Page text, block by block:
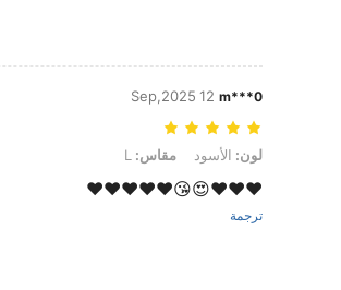
m***0
12 Sep,2025
لون: الأسود, مقاس: L
لون: الأسود مقاس:
♥️❤️♥️😍😘❤️♥️❤️♥️❤️
ترجمة